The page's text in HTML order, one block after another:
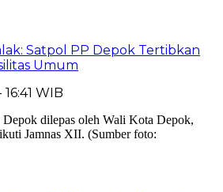
Satpol PP Depok Tertibkan
Umum
WIB